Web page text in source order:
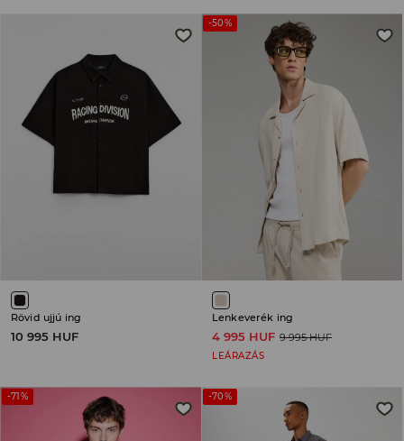
Rövid ujjú ing
10 995 HUF
-50%
Lenkeverék ing
4 995 HUF 9 995 HUF
LEÁRAZÁS
-71% -70%